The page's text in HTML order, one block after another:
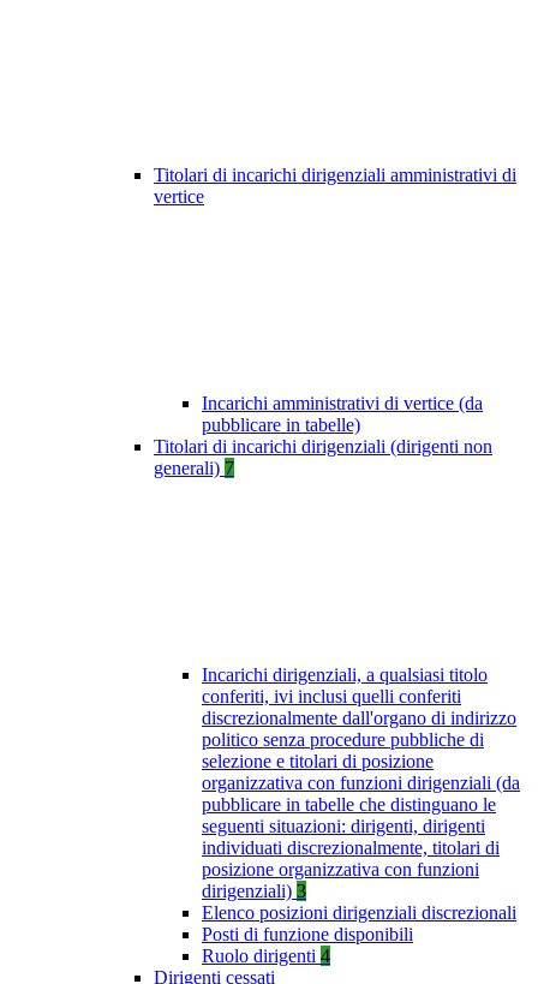
Titolari di incarichi dirigenziali amministrativi di
vertice
Incarichi amministrativi di vertice (da
pubblicare in tabelle)
Titolari di incarichi dirigenziali (dirigenti non
generali) 7
Incarichi dirigenziali, a qualsiasi titolo
conferiti, ivi inclusi quelli conferiti
discrezionalmente dall'organo di indirizzo
politico senza procedure pubbliche di
selezione e titolari di posizione
organizzativa con funzioni dirigenziali (da
pubblicare in tabelle che distinguano le
seguenti situazioni: dirigenti, dirigenti
individuati discrezionalmente, titolari di
posizione organizzativa con funzioni
dirigenziali) 3
Elenco posizioni dirigenziali discrezionali
Posti di funzione disponibili
Ruolo dirigenti 4
Dirigenti cessati